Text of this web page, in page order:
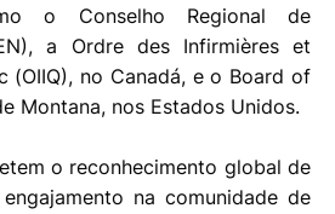
o Conselho Regional de
a Ordre des Infirmières et
(OIIQ), no Canadá, e o Board of
Montana, nos Estados Unidos.
o reconhecimento global de
na comunidade de